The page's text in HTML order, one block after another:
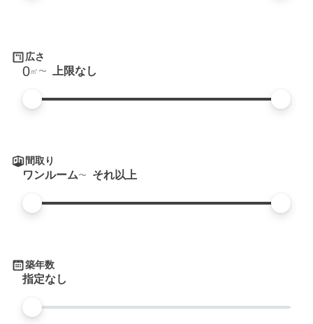
広さ
0㎡ 上限なし
間取り
ワンルーム それ以上
築年数
指定なし